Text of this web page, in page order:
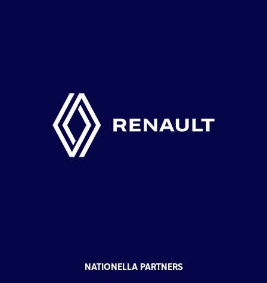
NATIONELLA PARTNERS